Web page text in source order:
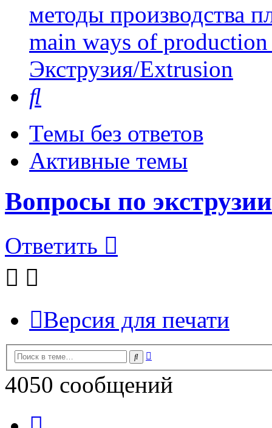
методы производства
main ways of
Экструзия/Extrusion
Темы без ответов
Активные темы
Вопросы по
Ответить
Версия для печати
Поиск
4050 сообщений